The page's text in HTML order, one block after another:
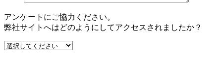
アンケートにご協力ください。
弊社サイトへはどのようにしてアクセスされましたか？